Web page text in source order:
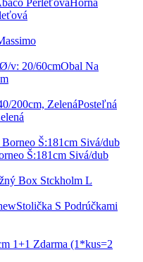
Obal Na
Posteľná
Š:181cm Sivá/dub
Box Stckholm L
Stolička S Podrúčkami